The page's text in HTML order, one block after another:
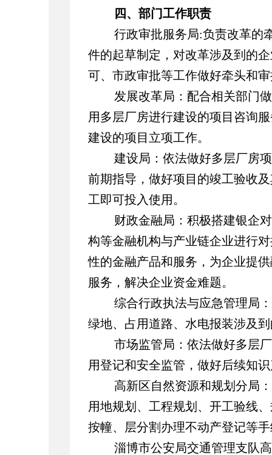
四、部门工作职责
行政审批服务局:负责改革的
件的起草制定，对改革涉及到的
可、市政审批等工作做好牵头和
发展改革局 ：配合相关部门
用多层厂房进行建设的项目咨询
建设的项目立项工作。
建设局：依法做好多层厂房
前期指导，做好项目的竣工验收
工即可投入使用。
财政金融局：积极搭建银企
构等金融机构与产业链企业进行
性的金融产品和服务，为企业提
服务，解决企业资金难题。
综合行政执法与应急管理局 ：
绿地、占用道路、水电报装涉及
市场监管局：依法做好多层
用登记和安全监管，做好后续知
高新区自然资源和规划分局
用地规划、工程规划、开工验线
按幢、层分割办理不动产登记等
淄博市公安局交通管理支队